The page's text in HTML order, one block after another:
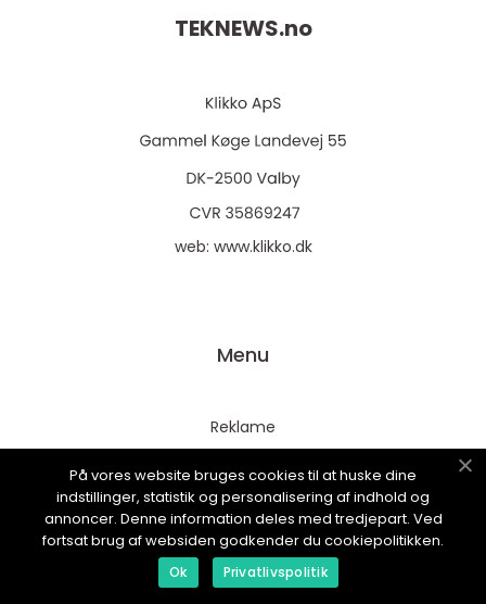
TEKNEWS.no
web: www.klikko.dk
Menu
Reklame
Cookies
Kontakt Oss
Sitemap
På vores website bruges cookies til at huske dine
indstillinger, statistik og personalisering af indhold og
annoncer. Denne information deles med tredjepart. Ved
fortsat brug af websiden godkender du cookiepolitikken.
Ok Privatlivspolitik